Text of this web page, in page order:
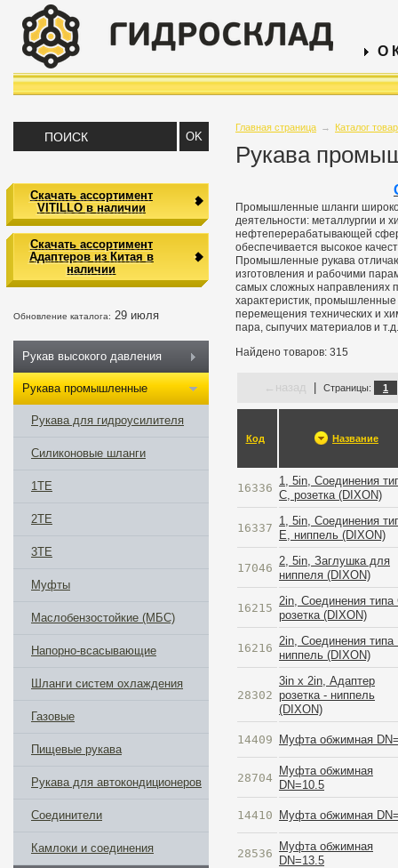
О
Главная страница → Каталог
Рукава
Промышленные шланги
деятельности: металлургии и
нефтеперерабатывающей
обеспечивается высокое
Промышленные рукава
изготовления и рабочими
самых сложных направлениях
характеристик, промышленные
перемещения технических и
пара, сыпучих материалов и
Найдено товаров: 315
← назад Страницы: 1
Код Название
16336
1, 5in, Соединения
C, розетка (DIXON)
16337
1, 5in, Соединения
E, ниппель (DIXON)
17046
2, 5in, Заглушка для
ниппеля (DIXON)
16215
2in, Соединения типа
розетка (DIXON)
16216
2in, Соединения типа
ниппель (DIXON)
28302
3in х 2in, Адаптер
розетка - ниппель
(DIXON)
14409 Муфта обжимная
28704
Муфта обжимная
DN=10.5
14410 Муфта обжимная
28536
Муфта обжимная
DN=13.5
Скачать ассортимент
VITILLO в наличии
Скачать ассортимент
Адаптеров из Китая в
наличии
Обновление каталога: 29 июля
Рукав высокого давления
Рукава промышленные
Рукава для гидроусилителя
Силиконовые шланги
1TE
2TE
3TE
Муфты
Маслобензостойкие (МБС)
Напорно-всасывающие
Шланги систем охлаждения
Газовые
Пищевые рукава
Рукава для автокондиционеров
Соединители
Камлоки и соединения